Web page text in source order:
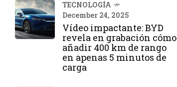
TECNOLOGÍA
December 24, 2025
Vídeo impactante: BYD
revela en grabación cómo
añadir 400 km de rango
en apenas 5 minutos de
carga